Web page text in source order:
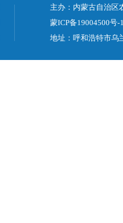
主办：内蒙古自治
蒙ICP备19004500号-
地址：呼和浩特市